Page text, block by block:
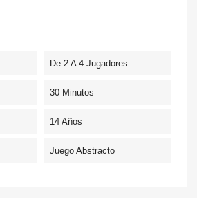
De 2 A 4 Jugadores
30 Minutos
14 Años
Juego Abstracto